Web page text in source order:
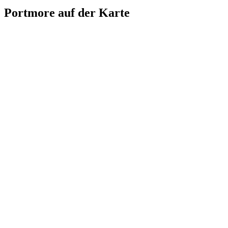
Portmore auf der Karte